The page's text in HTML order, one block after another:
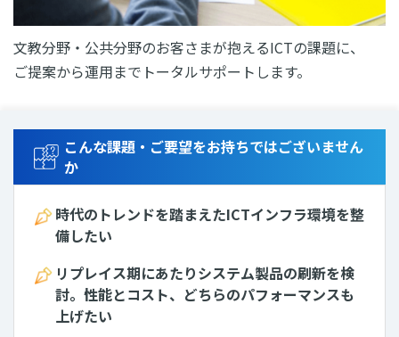
文教分野・公共分野のお客さまが抱えるICTの課題に、
ご提案から運用までトータルサポートします。
こんな課題・ご要望をお持ちではございません
か
時代のトレンドを踏まえたICTインフラ環境を整
備したい
リプレイス期にあたりシステム製品の刷新を検
討。性能とコスト、どちらのパフォーマンスも
上げたい